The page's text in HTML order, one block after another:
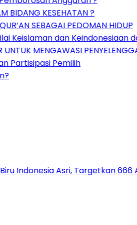
BIDANG KESEHATAN ?
SEBAGAI PEDOMAN HIDUP
Keislaman dan Keindonesiaan
MENGAWASI
Partisipasi Pemilih
Indonesia Asri, Targetkan 666